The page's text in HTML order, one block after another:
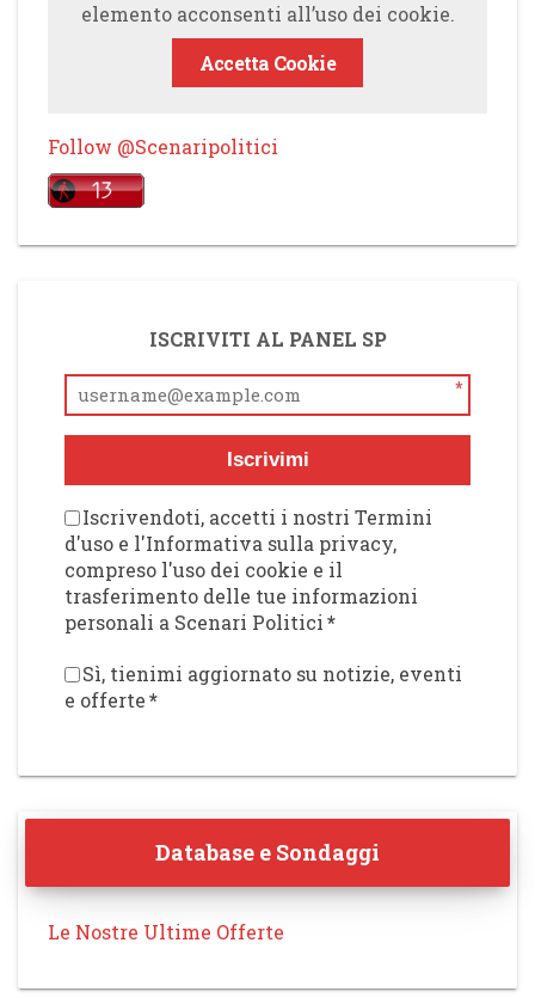
elemento acconsenti all’uso dei cookie.
Accetta Cookie
Follow @Scenaripolitici
ISCRIVITI AL PANEL SP
*
Iscrivimi
Iscrivendoti, accetti i nostri Termini
d'uso e l'Informativa sulla privacy,
compreso l'uso dei cookie e il
trasferimento delle tue informazioni
personali a Scenari Politici*
Sì, tienimi aggiornato su notizie, eventi
e offerte*
Database e Sondaggi
Le Nostre Ultime Offerte